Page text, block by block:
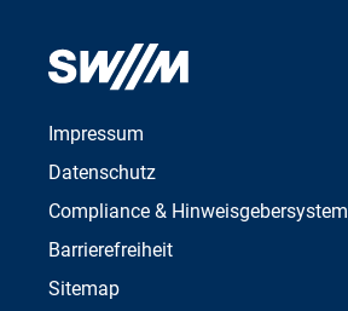
Impressum
Datenschutz
Compliance & Hinweisgebersystem
Barrierefreiheit
Sitemap